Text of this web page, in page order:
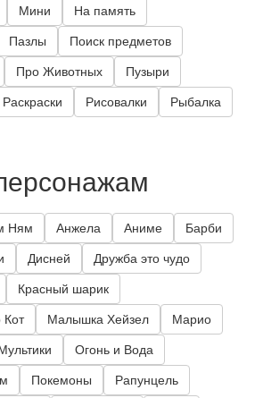
Мини На память
Пазлы Поиск предметов
Про Животных Пузыри
Раскраски Рисовалки Рыбалка
Ням Анжела Аниме Барби
Дисней Дружба это чудо
Красный шарик
Кот Малышка Хейзел Марио
Огонь и Вода
Покемоны Рапунцель